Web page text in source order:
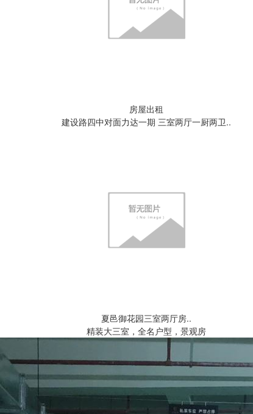
房屋出租
建设路四中对面力达一期 三室两厅一厨两卫..
夏邑御花园三室两厅房..
精装大三室，全名户型，景观房